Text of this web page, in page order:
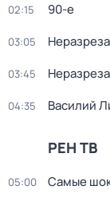
02:15 90-е
03:05
03:45
04:35 Василий
РЕН ТВ
05:00 Самые